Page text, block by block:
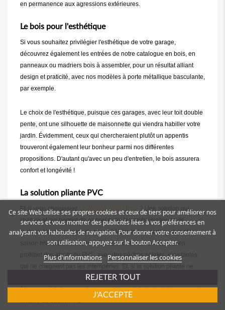
en permanence aux agressions extérieures.
Le bois pour l'esthétique
Si vous souhaitez privilégier l'esthétique de votre garage,
découvrez également les entrées de notre catalogue en bois, en
panneaux ou madriers bois à assembler, pour un résultat alliant
design et praticité, avec nos modèles à porte métallique basculante,
par exemple.
Le choix de l'esthétique, puisque ces garages, avec leur toit double
pente, ont une silhouette de maisonnette qui viendra habiller votre
jardin. Évidemment, ceux qui chercheraient plutôt un appentis
trouveront également leur bonheur parmi nos différentes
propositions. D'autant qu'avec un peu d'entretien, le bois assurera
confort et longévité !
La solution pliante PVC
Et si vous choisissiez un garage pliant PVC
? Une solution qui
change et qui permet de passer outre les problématiques de
surface. Vous manquez de place ? Votre toit se déploie durant la
saison hivernale... et se réduit en période estivale. Le tout en
profitant des atouts du PVC, avec des bâches solides, résistantes,
qui ne craignent pas les intempéries. Et, si la solution pliante ne
vous convainc pas, notregamme garage PVC
être vous séduire, avec des propositions d'abris de stationnement
en toile ou bâche PVC.
Ce site Web utilise ses propres cookies et ceux de tiers pour améliorer nos
services et vous montrer des publicités liées à vos préférences en
analysant vos habitudes de navigation. Pour donner votre consentement à
son utilisation, appuyez sur le bouton Accepter.
Plus d'informations Personnaliser les cookies
REJETER TOUT
J'ACCEPTE